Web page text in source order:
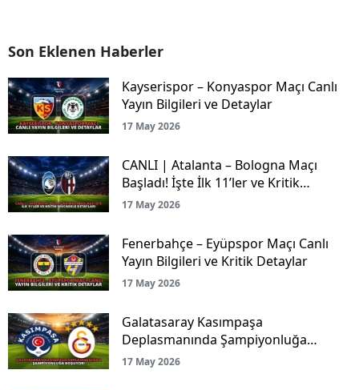
Son Eklenen Haberler
Kayserispor – Konyaspor Maçı Canlı
Yayın Bilgileri ve Detaylar
17 May 2026
CANLI | Atalanta – Bologna Maçı
Başladı! İşte İlk 11’ler ve Kritik
Mücadele Detayları
17 May 2026
Fenerbahçe – Eyüpspor Maçı Canlı
Yayın Bilgileri ve Kritik Detaylar
17 May 2026
Galatasaray Kasımpaşa
Deplasmanında Şampiyonluğa
Koşuyor!
17 May 2026